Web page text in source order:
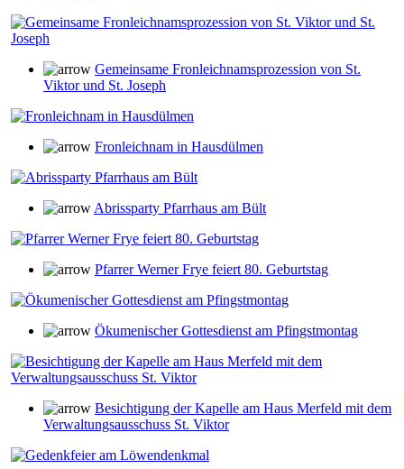
Gemeinsame Fronleichnamsprozession von St.
Viktor und St. Joseph
Fronleichnam in Hausdülmen
Abrissparty Pfarrhaus am Bült
Pfarrer Werner Frye feiert 80. Geburtstag
Ökumenischer Gottesdienst am Pfingstmontag
Besichtigung der Kapelle am Haus Merfeld mit dem
Verwaltungsausschuss St. Viktor